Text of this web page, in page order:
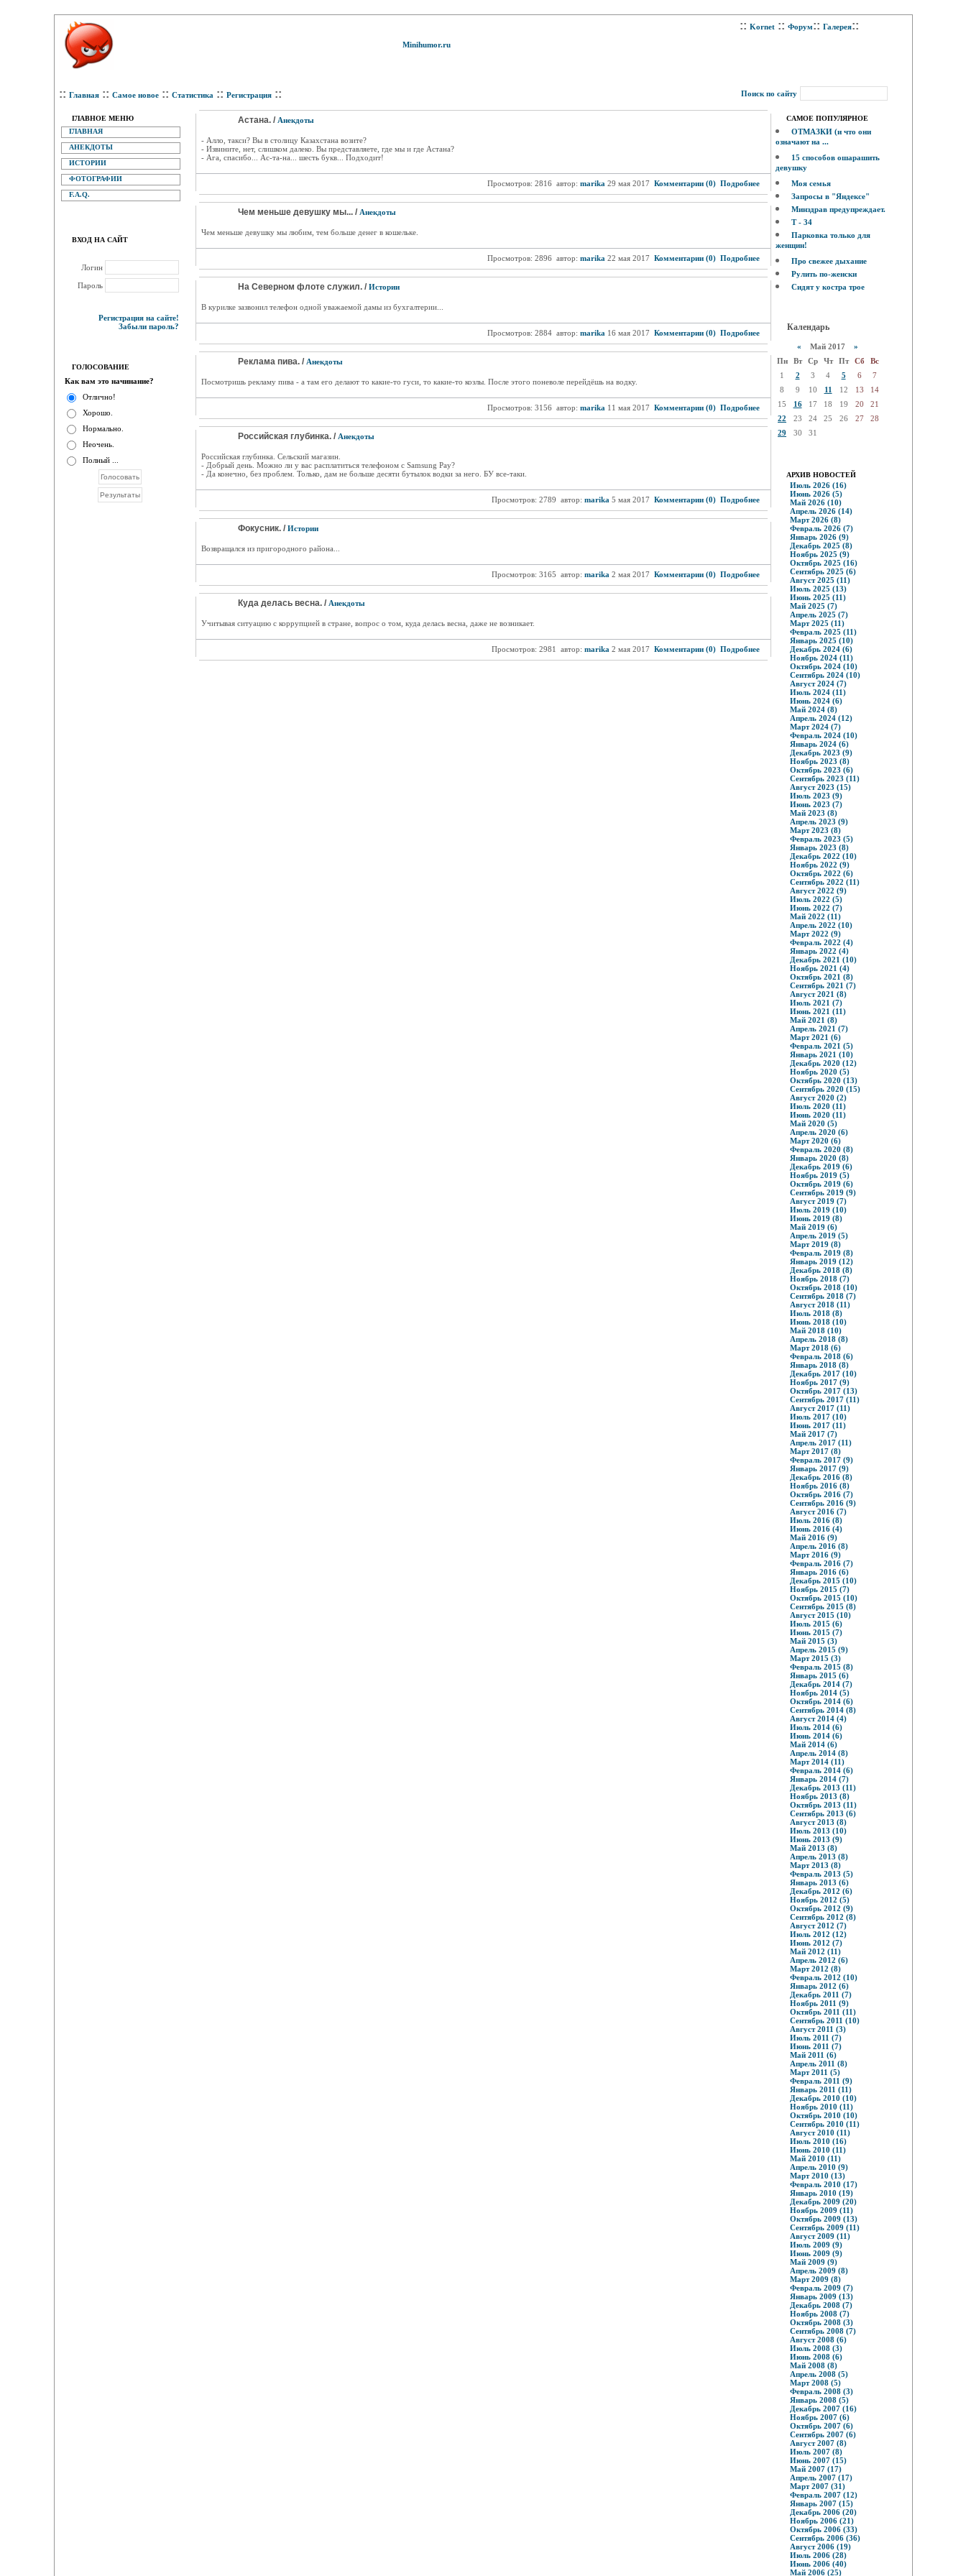
Minihumor.ru
:: Kornet :: Форум:: Галерея::
:: Главная :: Самое новое :: Статистика :: Регистрация :: Поиск по сайту
ГЛАВНОЕ МЕНЮ
ГЛАВНАЯ
АНЕКДОТЫ
ИСТОРИИ
ФОТОГРАФИИ
F.A.Q.
ВХОД НА САЙТ
Логин
Пароль
Регистрация на сайте!
Забыли пароль?
ГОЛОСОВАНИЕ
Как вам это начинание?
Отлично!
Хорошо.
Нормально.
Неочень.
Полный ...
Астана. / Анекдоты
- Алло, такси? Вы в столицу Казахстана возите?
- Извините, нет, слишком далеко. Вы представляете, где мы и где Астана?
- Ага, спасибо... Ас-та-на... шесть букв... Подходит!
Просмотров: 2816 автор: marika 29 мая 2017 Комментарии (0) Подробнее
Чем меньше девушку мы... / Анекдоты
Чем меньше девушку мы любим, тем больше денег в кошельке.
Просмотров: 2896 автор: marika 22 мая 2017 Комментарии (0) Подробнее
На Северном флоте служил. / Истории
В курилке зазвонил телефон одной уважаемой дамы из бухгалтерии...
Просмотров: 2884 автор: marika 16 мая 2017 Комментарии (0) Подробнее
Реклама пива. / Анекдоты
Посмотришь рекламу пива - а там его делают то какие-то гуси, то какие-то козлы. После этого поневоле перейдёшь на водку.
Просмотров: 3156 автор: marika 11 мая 2017 Комментарии (0) Подробнее
Российская глубинка. / Анекдоты
Российская глубинка. Сельский магазин.
- Добрый день. Можно ли у вас расплатиться телефоном с Samsung Pay?
- Да конечно, без проблем. Только, дам не больше десяти бутылок водки за него. БУ все-таки.
Просмотров: 2789 автор: marika 5 мая 2017 Комментарии (0) Подробнее
Фокусник. / Истории
Возвращался из пригородного района...
Просмотров: 3165 автор: marika 2 мая 2017 Комментарии (0) Подробнее
Куда делась весна. / Анекдоты
Учитывая ситуацию с коррупцией в стране, вопрос о том, куда делась весна, даже не возникает.
Просмотров: 2981 автор: marika 2 мая 2017 Комментарии (0) Подробнее
САМОЕ ПОПУЛЯРНОЕ
ОТМАЗКИ (и что они
означают на ...
15 способов ошарашить
девушку
Моя семья
Запросы в "Яндексе"
Минздрав предупреждает.
Т - 34
Парковка только для
женщин!
Про свежее дыхание
Рулить по-женски
Сидят у костра трое
Календарь
« Май 2017 »
Пн
Вт Ср Чт Пт Сб
Вс
1
2 3 4 5 6
7
8
9 10 11 12 13
14
15
16 17 18 19 20
21
22
23 24 25 26 27
28
29
30 31
АРХИВ НОВОСТЕЙ
Июль 2026 (16)
Июнь 2026 (5)
Май 2026 (10)
Апрель 2026 (14)
Март 2026 (8)
Февраль 2026 (7)
Январь 2026 (9)
Декабрь 2025 (8)
Ноябрь 2025 (9)
Октябрь 2025 (16)
Сентябрь 2025 (6)
Август 2025 (11)
Июль 2025 (13)
Июнь 2025 (11)
Май 2025 (7)
Апрель 2025 (7)
Март 2025 (11)
Февраль 2025 (11)
Январь 2025 (10)
Декабрь 2024 (6)
Ноябрь 2024 (11)
Октябрь 2024 (10)
Сентябрь 2024 (10)
Август 2024 (7)
Июль 2024 (11)
Июнь 2024 (6)
Май 2024 (8)
Апрель 2024 (12)
Март 2024 (7)
Февраль 2024 (10)
Январь 2024 (6)
Декабрь 2023 (9)
Ноябрь 2023 (8)
Октябрь 2023 (6)
Сентябрь 2023 (11)
Август 2023 (15)
Июль 2023 (9)
Июнь 2023 (7)
Май 2023 (8)
Апрель 2023 (9)
Март 2023 (8)
Февраль 2023 (5)
Январь 2023 (8)
Декабрь 2022 (10)
Ноябрь 2022 (9)
Октябрь 2022 (6)
Сентябрь 2022 (11)
Август 2022 (9)
Июль 2022 (5)
Июнь 2022 (7)
Май 2022 (11)
Апрель 2022 (10)
Март 2022 (9)
Февраль 2022 (4)
Январь 2022 (4)
Декабрь 2021 (10)
Ноябрь 2021 (4)
Октябрь 2021 (8)
Сентябрь 2021 (7)
Август 2021 (8)
Июль 2021 (7)
Июнь 2021 (11)
Май 2021 (8)
Апрель 2021 (7)
Март 2021 (6)
Февраль 2021 (5)
Январь 2021 (10)
Декабрь 2020 (12)
Ноябрь 2020 (5)
Октябрь 2020 (13)
Сентябрь 2020 (15)
Август 2020 (2)
Июль 2020 (11)
Июнь 2020 (11)
Май 2020 (5)
Апрель 2020 (6)
Март 2020 (6)
Февраль 2020 (8)
Январь 2020 (8)
Декабрь 2019 (6)
Ноябрь 2019 (5)
Октябрь 2019 (6)
Сентябрь 2019 (9)
Август 2019 (7)
Июль 2019 (10)
Июнь 2019 (8)
Май 2019 (6)
Апрель 2019 (5)
Март 2019 (8)
Февраль 2019 (8)
Январь 2019 (12)
Декабрь 2018 (8)
Ноябрь 2018 (7)
Октябрь 2018 (10)
Сентябрь 2018 (7)
Август 2018 (11)
Июль 2018 (8)
Июнь 2018 (10)
Май 2018 (10)
Апрель 2018 (8)
Март 2018 (6)
Февраль 2018 (6)
Январь 2018 (8)
Декабрь 2017 (10)
Ноябрь 2017 (9)
Октябрь 2017 (13)
Сентябрь 2017 (11)
Август 2017 (11)
Июль 2017 (10)
Июнь 2017 (11)
Май 2017 (7)
Апрель 2017 (11)
Март 2017 (8)
Февраль 2017 (9)
Январь 2017 (9)
Декабрь 2016 (8)
Ноябрь 2016 (8)
Октябрь 2016 (7)
Сентябрь 2016 (9)
Август 2016 (7)
Июль 2016 (8)
Июнь 2016 (4)
Май 2016 (9)
Апрель 2016 (8)
Март 2016 (9)
Февраль 2016 (7)
Январь 2016 (6)
Декабрь 2015 (10)
Ноябрь 2015 (7)
Октябрь 2015 (10)
Сентябрь 2015 (8)
Август 2015 (10)
Июль 2015 (6)
Июнь 2015 (7)
Май 2015 (3)
Апрель 2015 (9)
Март 2015 (3)
Февраль 2015 (8)
Январь 2015 (6)
Декабрь 2014 (7)
Ноябрь 2014 (5)
Октябрь 2014 (6)
Сентябрь 2014 (8)
Август 2014 (4)
Июль 2014 (6)
Июнь 2014 (6)
Май 2014 (6)
Апрель 2014 (8)
Март 2014 (11)
Февраль 2014 (6)
Январь 2014 (7)
Декабрь 2013 (11)
Ноябрь 2013 (8)
Октябрь 2013 (11)
Сентябрь 2013 (6)
Август 2013 (8)
Июль 2013 (10)
Июнь 2013 (9)
Май 2013 (8)
Апрель 2013 (8)
Март 2013 (8)
Февраль 2013 (5)
Январь 2013 (6)
Декабрь 2012 (6)
Ноябрь 2012 (5)
Октябрь 2012 (9)
Сентябрь 2012 (8)
Август 2012 (7)
Июль 2012 (12)
Июнь 2012 (7)
Май 2012 (11)
Апрель 2012 (6)
Март 2012 (8)
Февраль 2012 (10)
Январь 2012 (6)
Декабрь 2011 (7)
Ноябрь 2011 (9)
Октябрь 2011 (11)
Сентябрь 2011 (10)
Август 2011 (3)
Июль 2011 (7)
Июнь 2011 (7)
Май 2011 (6)
Апрель 2011 (8)
Март 2011 (5)
Февраль 2011 (9)
Январь 2011 (11)
Декабрь 2010 (10)
Ноябрь 2010 (11)
Октябрь 2010 (10)
Сентябрь 2010 (11)
Август 2010 (11)
Июль 2010 (16)
Июнь 2010 (11)
Май 2010 (11)
Апрель 2010 (9)
Март 2010 (13)
Февраль 2010 (17)
Январь 2010 (19)
Декабрь 2009 (20)
Ноябрь 2009 (11)
Октябрь 2009 (13)
Сентябрь 2009 (11)
Август 2009 (11)
Июль 2009 (9)
Июнь 2009 (9)
Май 2009 (9)
Апрель 2009 (8)
Март 2009 (8)
Февраль 2009 (7)
Январь 2009 (13)
Декабрь 2008 (7)
Ноябрь 2008 (7)
Октябрь 2008 (3)
Сентябрь 2008 (7)
Август 2008 (6)
Июль 2008 (3)
Июнь 2008 (6)
Май 2008 (8)
Апрель 2008 (5)
Март 2008 (5)
Февраль 2008 (3)
Январь 2008 (5)
Декабрь 2007 (16)
Ноябрь 2007 (6)
Октябрь 2007 (6)
Сентябрь 2007 (6)
Август 2007 (8)
Июль 2007 (8)
Июнь 2007 (15)
Май 2007 (17)
Апрель 2007 (17)
Март 2007 (31)
Февраль 2007 (12)
Январь 2007 (15)
Декабрь 2006 (20)
Ноябрь 2006 (21)
Октябрь 2006 (33)
Сентябрь 2006 (36)
Август 2006 (19)
Июль 2006 (28)
Июнь 2006 (40)
Май 2006 (25)